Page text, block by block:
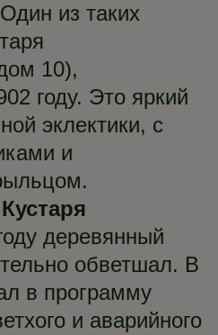
из таких
10),
году. Это яркий
эклектики, с
и
деревянный
обветшал. В
в программу
и аварийного